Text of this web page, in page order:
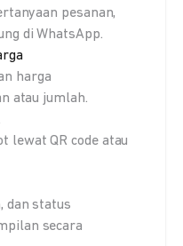
pesanan,
di WhatsApp.
harga
atau jumlah.
lewat QR code atau
dan status
secara